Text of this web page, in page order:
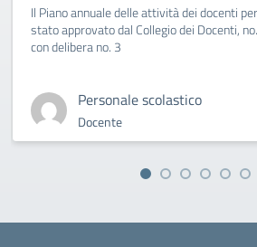
Il Piano annuale delle attività dei docenti
stato approvato dal Collegio dei Docenti,
con delibera no. 3
Personale scolastico
Docente